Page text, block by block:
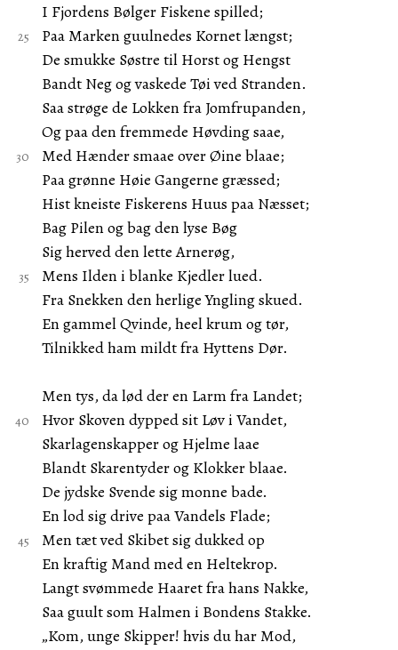
I Fjordens Bølger Fiskene spilled;
Paa Marken guulnedes Kornet længst;
De smukke Søstre til Horst og Hengst
Bandt Neg og vaskede Tøi ved Stranden.
Saa strøge de Lokken fra Jomfrupanden,
Og paa den fremmede Høvding saae,
Med Hænder smaae over Øine blaae;
Paa grønne Høie Gangerne græssed;
Hist kneiste Fiskerens Huus paa Næsset;
Bag Pilen og bag den lyse Bøg
Sig herved den lette Arnerøg,
Mens Ilden i blanke Kjedler lued.
Fra Snekken den herlige Yngling skued.
En gammel Qvinde, heel krum og tør,
Tilnikked ham mildt fra Hyttens Dør.
Men tys, da lød der en Larm fra Landet;
Hvor Skoven dypped sit Løv i Vandet,
Skarlagenskapper og Hjelme laae
Blandt Skarentyder og Klokker blaae.
De jydske Svende sig monne bade.
En lod sig drive paa Vandels Flade;
Men tæt ved Skibet sig dukked op
En kraftig Mand med en Heltekrop.
Langt svømmede Haaret fra hans Nakke,
Saa guult som Halmen i Bondens Stakke.
„Kom, unge Skipper! hvis du har Mod,